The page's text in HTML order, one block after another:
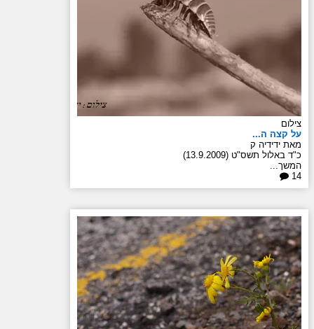
צילום
על קצה ה...
מאת ידידיה ק
כ"ד באלול תשס"ט (13.9.2009)
המשך...
14